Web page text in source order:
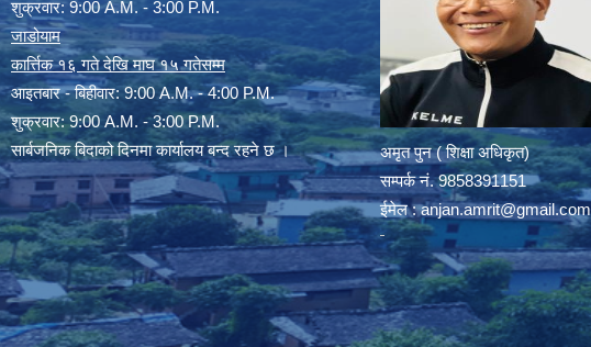
शुक्रवार: 9:00 A.M. - 3:00 P.M.
जाडोयाम
कार्त्तिक १६ गते देखि माघ १५ गतेसम्म
आइतबार - बिहीवार: 9:00 A.M. - 4:00 P.M.
शुक्रवार: 9:00 A.M. - 3:00 P.M.
सार्बजनिक बिदाको दिनमा कार्यालय बन्द रहने छ ।
अमृत पुन ( शिक्षा अधिकृत)
सम्पर्क न‌ं. 9858391151
ईमेल :anjan.amrit@gmail.com